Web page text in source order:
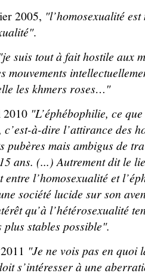
2005, "l’homosexualité
.
suis tout à fait hostile aux
mouvements
les khmers roses…"
"L’éphébophilie, ce
c’est-à-dire l’attirance des
pubères mais ambigus de
ans. (...) Autrement dit le
entre l’homosexualité et
société lucide sur son
qu’à l’hétérosexualité
plus stables possible".
"Je ne vois pas en quoi
s’intéresser à une